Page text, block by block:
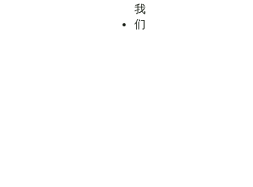
我
们